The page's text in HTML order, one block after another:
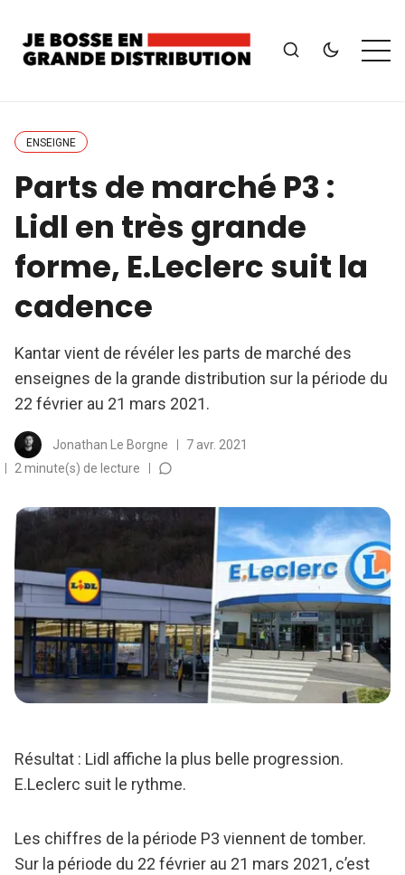
ENSEIGNE
Parts de marché P3 :
Lidl en très grande
forme, E.Leclerc suit la
cadence
Kantar vient de révéler les parts de marché des
enseignes de la grande distribution sur la période du
22 février au 21 mars 2021.
Jonathan Le Borgne
7 avr. 2021
2 minute(s) de lecture
Résultat : Lidl affiche la plus belle progression.
E.Leclerc suit le rythme.
Les chiffres de la période P3 viennent de tomber.
Sur la période du 22 février au 21 mars 2021, c’est